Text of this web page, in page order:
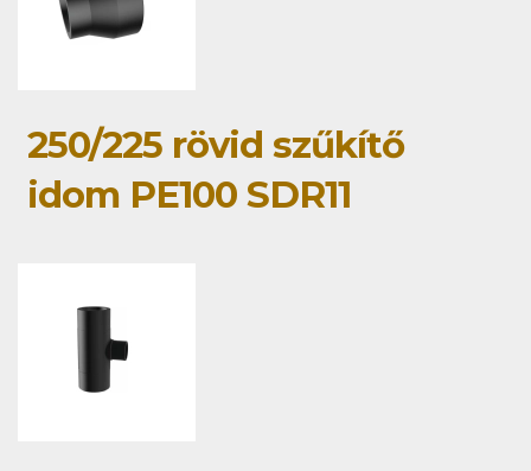
250/225 rövid szűkítő
idom PE100 SDR11